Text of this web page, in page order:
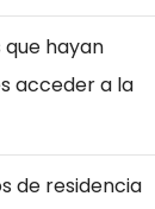
que hayan
acceder a la
de residencia